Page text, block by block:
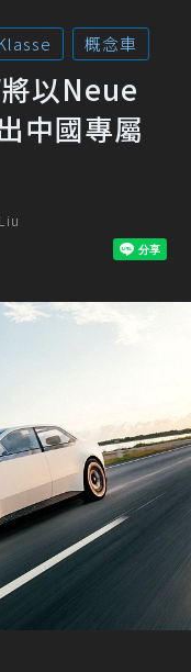
概念車
以Neue
中國專屬